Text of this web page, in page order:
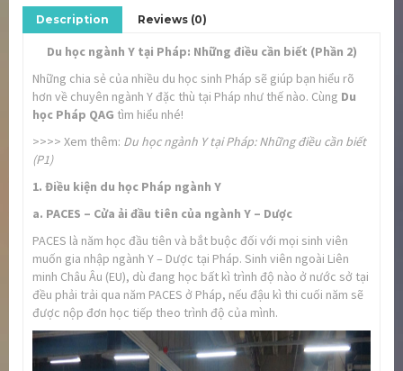
Description Reviews (0)
Du học ngành Y tại Pháp: Những điều cần biết (Phần 2)
Những chia sẻ của nhiều du học sinh Pháp sẽ giúp bạn hiểu rõ
hơn về chuyên ngành Y đặc thù tại Pháp như thế nào. Cùng Du
học Pháp QAG tìm hiểu nhé!
>>>> Xem thêm: Du học ngành Y tại Pháp: Những điều cần biết
(P1)
1. Điều kiện du học Pháp ngành Y
a. PACES – Cửa ải đầu tiên của ngành Y – Dược
PACES là năm học đầu tiên và bắt buộc đối với mọi sinh viên
muốn gia nhập ngành Y – Dược tại Pháp. Sinh viên ngoài Liên
minh Châu Âu (EU), dù đang học bất kì trình độ nào ở nước sở tại
đều phải trải qua năm PACES ở Pháp, nếu đậu kì thi cuối năm sẽ
được nộp đơn học tiếp theo trình độ của mình.